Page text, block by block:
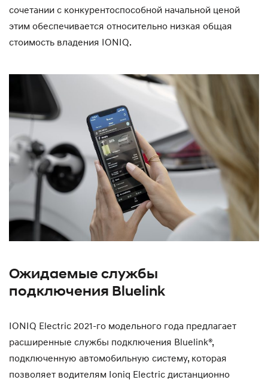
сочетании с конкурентоспособной начальной ценой
этим обеспечивается относительно низкая общая
стоимость владения IONIQ.
Ожидаемые службы
подключения Bluelink
IONIQ Electric 2021-го модельного года предлагает
расширенные службы подключения Bluelink®,
подключенную автомобильную систему, которая
позволяет водителям Ioniq Electric дистанционно